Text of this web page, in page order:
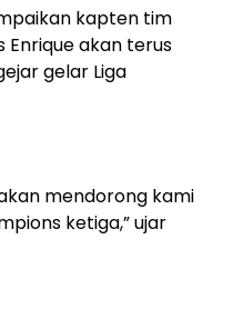
kapten tim
Enrique akan terus
gelar Liga
mendorong kami
ketiga,” ujar